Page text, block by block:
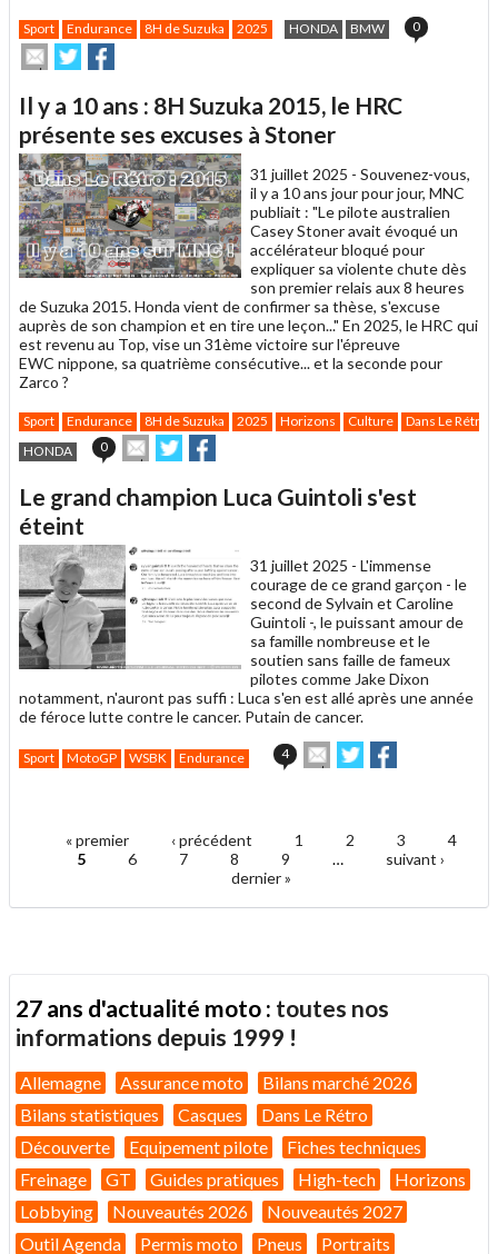
Sport Endurance 8H de Suzuka 2025 HONDA BMW 0
Envoyer
cet
un
ami
Partager
sur
sur
Il y a 10 ans : 8H Suzuka 2015, le HRC
présente ses excuses à Stoner
31 juillet 2025 - Souvenez-vous,
il y a 10 ans jour pour jour, MNC
publiait : "Le pilote australien
Casey Stoner avait évoqué un
accélérateur bloqué pour
expliquer sa violente chute dès
son premier relais aux 8 heures
de Suzuka 2015. Honda vient de confirmer sa thèse, s'excuse
auprès de son champion et en tire une leçon..." En 2025, le HRC qui
est revenu au Top, vise un 31ème victoire sur l'épreuve
EWC nippone, sa quatrième consécutive... et la seconde pour
Zarco ?
Sport Endurance 8H de Suzuka 2025 Horizons Culture
Dans Le Rétro
HONDA
0
Envoyer
cet
à
Partager
sur sur
Le grand champion Luca Guintoli s'est
éteint
31 juillet 2025 - L'immense
courage de ce grand garçon - le
second de Sylvain et Caroline
Guintoli -, le puissant amour de
sa famille nombreuse et le
soutien sans faille de fameux
pilotes comme Jake Dixon
notamment, n'auront pas suffi : Luca s'en est allé après une année
de féroce lutte contre le cancer. Putain de cancer.
Sport MotoGP WSBK Endurance 4
Envoyer
cet
Partager
sur sur
Pages« premier ‹ précédent 1 2 3
4
5
6 7 8 9 …
suivant ›
dernier »
27 ans d'actualité moto : toutes nos
informations depuis 1999 !
Allemagne Assurance moto
Bilans marché 2026
Bilans statistiques
Casques
Dans Le Rétro
Découverte
Equipement pilote
Fiches techniques
Freinage
GT Guides pratiques High-tech
Horizons
Lobbying
Nouveautés 2026
Nouveautés 2027
Outil Agenda
Permis moto Pneus Portraits